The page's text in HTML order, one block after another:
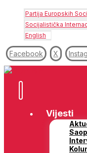
Partija Europskih
Socijalistička
English
Facebook X
Vijesti